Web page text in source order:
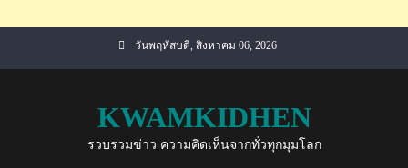
วันพฤหัสบดี, สิงหาคม 06, 2026
KWAMKIDHEN
รวบรวมข่าว ความคิดเห็นจากทั่วทุกมุมโลก